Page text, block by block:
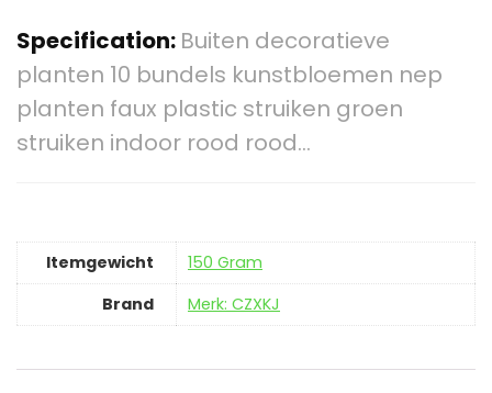
Specification: Buiten decoratieve
planten 10 bundels kunstbloemen nep
planten faux plastic struiken groen
struiken indoor rood rood…
Itemgewicht
‎150 Gram
Brand
Merk: CZXKJ